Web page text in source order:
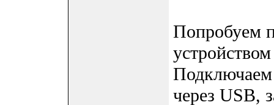
Попробуем
через USB,